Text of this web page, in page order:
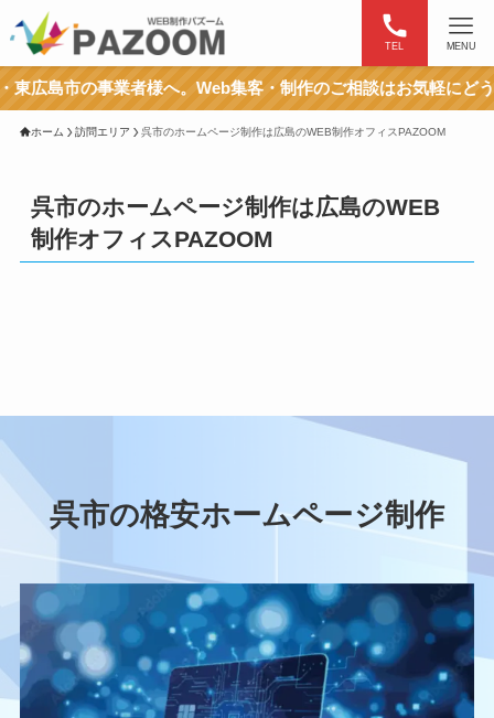
TEL MENU
へ。Web集客・制作のご相談はお気軽にどうぞ。
ホーム 訪問エリア 呉市のホームページ制作は広島のWEB制作オフィスPAZOOM
呉市のホームページ制作は広島のWEB
制作オフィスPAZOOM
呉市の格安ホームページ制作